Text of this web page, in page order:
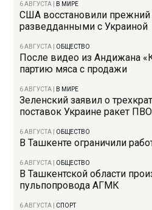
6 АВГУСТА В МИРЕ
США восстановили
разведданными с Украиной
6 АВГУСТА ОБЩЕСТВО
После видео из Андижана
партию мяса с продажи
6 АВГУСТА В МИРЕ
Зеленский заявил о
поставок Украине ракет ПВО
6 АВГУСТА ОБЩЕСТВО
В Ташкенте ограничили
6 АВГУСТА ОБЩЕСТВО
В Ташкентской области
пульпопровода АГМК
6 АВГУСТА СПОРТ